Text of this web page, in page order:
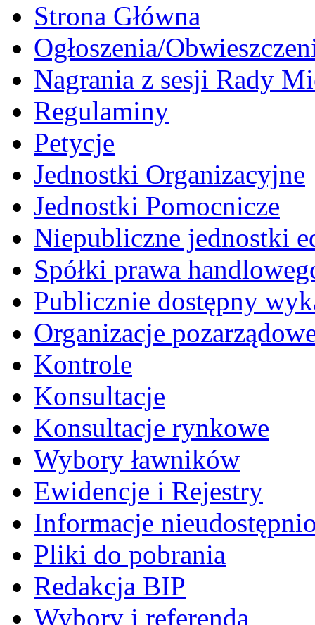
Strona Główna
Ogłoszenia/
Nagrania z sesji Rady
Regulaminy
Petycje
Jednostki Organizacyjne
Jednostki Pomocnicze
Niepubliczne jednostki
Spółki prawa
Publicznie dostępny
Organizacje
Kontrole
Konsultacje
Konsultacje rynkowe
Wybory ławników
Ewidencje i Rejestry
Informacje
Pliki do pobrania
Redakcja BIP
Wybory i referenda